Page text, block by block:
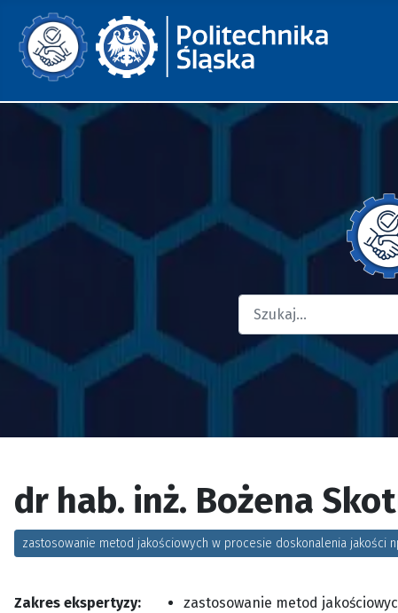
dr hab. inż. Bożena
zastosowanie metod jakościowych w procesie doskonalenia jakości
Zakres ekspertyzy:
zastosowanie metod